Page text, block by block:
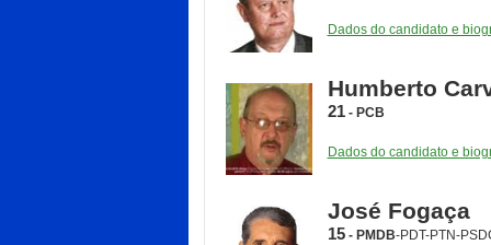
Dados do candidato e
Humberto
21- PCB
Dados do candidato e
José Fogaça
15- PMDB-PDT-PTN-